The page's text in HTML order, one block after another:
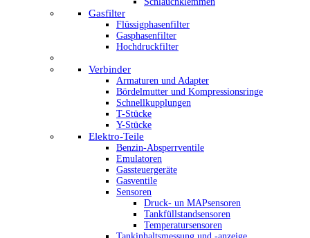
Gasfilter
Flüssigphasenfilter
Gasphasenfilter
Hochdruckfilter
Verbinder
Armaturen und Adapter
Bördelmutter und Kompressionsringe
Schnellkupplungen
T-Stücke
Y-Stücke
Elektro-Teile
Benzin-Absperrventile
Emulatoren
Gassteuergeräte
Gasventile
Sensoren
Druck- un MAPsensoren
Tankfüllstandsensoren
Temperatursensoren